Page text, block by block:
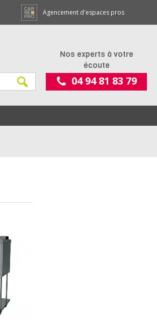
Agencement d'espaces pros
Nos experts à votre
écoute
04 94 81 83 79